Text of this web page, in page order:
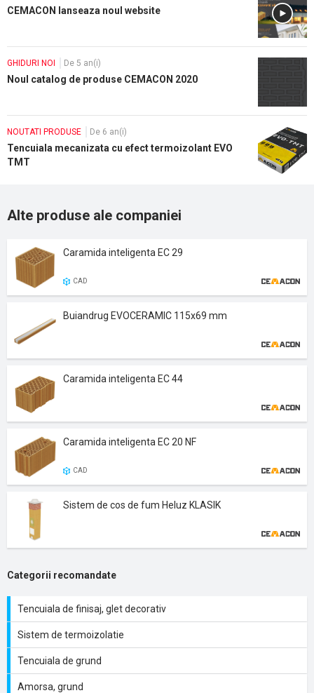
CEMACON lanseaza noul website
GHIDURI NOI De 5 an(i)
Noul catalog de produse CEMACON 2020
NOUTATI PRODUSE De 6 an(i)
Tencuiala mecanizata cu efect termoizolant EVO
TMT
Alte produse ale companiei
Caramida inteligenta EC 29
CAD
Buiandrug EVOCERAMIC 115x69 mm
Caramida inteligenta EC 44
Caramida inteligenta EC 20 NF
CAD
Sistem de cos de fum Heluz KLASIK
Categorii recomandate
Tencuiala de finisaj, glet decorativ
Sistem de termoizolatie
Tencuiala de grund
Amorsa, grund